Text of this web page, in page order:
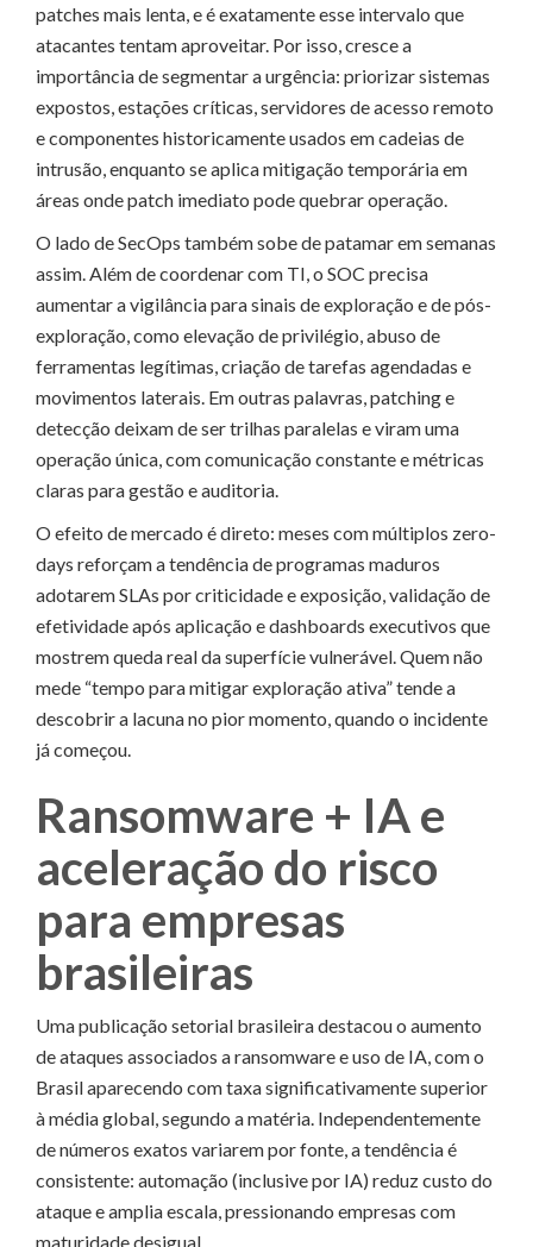
patches mais lenta, e é exatamente esse intervalo que
atacantes tentam aproveitar. Por isso, cresce a
importância de segmentar a urgência: priorizar sistemas
expostos, estações críticas, servidores de acesso remoto
e componentes historicamente usados em cadeias de
intrusão, enquanto se aplica mitigação temporária em
áreas onde patch imediato pode quebrar operação.
O lado de SecOps também sobe de patamar em semanas
assim. Além de coordenar com TI, o SOC precisa
aumentar a vigilância para sinais de exploração e de pós-
exploração, como elevação de privilégio, abuso de
ferramentas legítimas, criação de tarefas agendadas e
movimentos laterais. Em outras palavras, patching e
detecção deixam de ser trilhas paralelas e viram uma
operação única, com comunicação constante e métricas
claras para gestão e auditoria.
O efeito de mercado é direto: meses com múltiplos zero-
days reforçam a tendência de programas maduros
adotarem SLAs por criticidade e exposição, validação de
efetividade após aplicação e dashboards executivos que
mostrem queda real da superfície vulnerável. Quem não
mede “tempo para mitigar exploração ativa” tende a
descobrir a lacuna no pior momento, quando o incidente
já começou.
Ransomware + IA e
aceleração do risco
para empresas
brasileiras
Uma publicação setorial brasileira destacou o aumento
de ataques associados a ransomware e uso de IA, com o
Brasil aparecendo com taxa significativamente superior
à média global, segundo a matéria. Independentemente
de números exatos variarem por fonte, a tendência é
consistente: automação (inclusive por IA) reduz custo do
ataque e amplia escala, pressionando empresas com
maturidade desigual.